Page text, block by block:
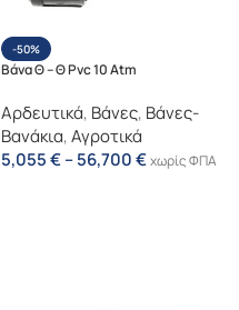
-50%
Βάνα Θ – Θ Pvc 10 Atm
Αρδευτικά, Βάνες, Βάνες-
Βανάκια,Αγροτικά
5,055€–56,700€χωρίς ΦΠΑ